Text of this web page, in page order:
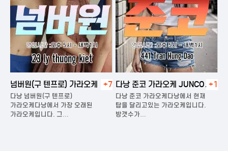
넘버원(구 텐프로) 가라오케 +7
다낭 넘버원(구 텐프로)
가라오케다낭에서 가장 오래된
가라오케입니다. 그…
다낭 준코 가라오케 JUNCO
KARAOKE
+1
다낭 준코 가라오케다낭에서 현재
탑을 달리고있는 가라오케입니다.
방갯수가…